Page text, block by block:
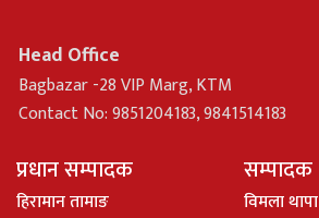
Head Office
Bagbazar -28 VIP Marg, KTM
Contact No: 9851204183, 9841514183
प्रधान सम्पादक
हिरामान तामाङ
सम्पादक
विमला थापा